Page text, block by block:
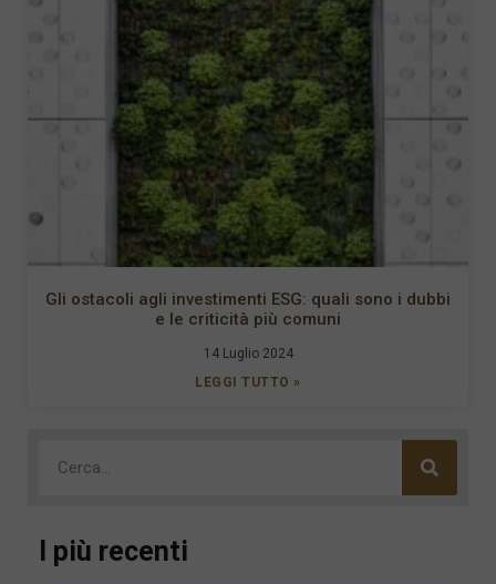
Gli ostacoli agli investimenti ESG: quali sono i dubbi
e le criticità più comuni
14 Luglio 2024
LEGGI TUTTO »
I più recenti